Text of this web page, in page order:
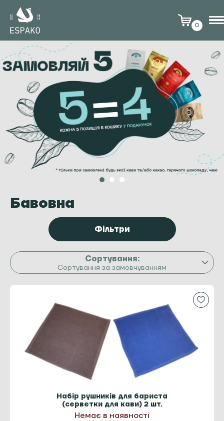
0
Бавовна
Фільтри
Сортування за замовчуванням
Набір рушників для бариста
(серветки для кави) 2 шт.
Немає в наявності